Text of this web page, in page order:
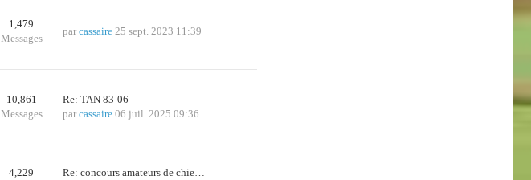
1,479
Messages
par cassaire 25 sept. 2023 11:39
10,861
Messages
Re: TAN 83-06
par cassaire 06 juil. 2025 09:36
4,229
Re: concours amateurs de chie…